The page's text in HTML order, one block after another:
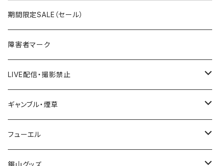
国道600～699号線
国道700～799号線
ROUTE600～699号線
ROUTE700～799号線
ROUTE 600～699号線
ROUTE 700～799号線
ROUTE 100～199号線
ROUTE 600～699号線
宮城県
秋田県
Tシャツ
ステッカー
山形県
福島県
茨城県
栃木県
期間限定SALE（セール）
障害者マーク
LIVE配信・撮影禁止
LIVE配信禁止
撮影禁止
ギャンブル・煙草
ホテルキーホルダー
たばこ・禁煙ステッカー
フューエル
ステッカー
鋸山グッズ